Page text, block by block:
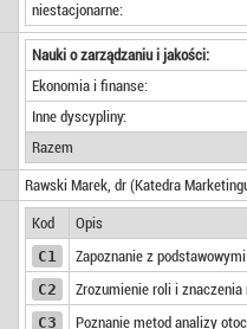
niestacjonarne:
Nauki o zarządzaniu i jakości:
Ekonomia i finanse:
Inne dyscypliny:
Razem
Rawski Marek, dr (Katedra
Kod
Opis
C1
Zapoznanie z
C2
Zrozumienie roli i
C3
Poznanie metod analizy